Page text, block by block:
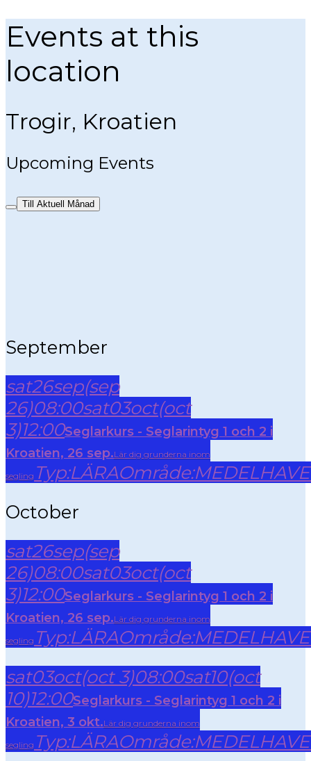
Events at this
location
Trogir, Kroatien
Upcoming Events
Till Aktuell Månad
September
sat26sep(sep
26)08:00sat03oct(oct
3)12:00Seglarkurs - Seglarintyg 1 och 2 i
Kroatien, 26 sep.Lär dig grunderna inom
segling Typ:LÄRAOmråde:
October
sat26sep(sep
26)08:00sat03oct(oct
3)12:00Seglarkurs - Seglarintyg 1 och 2 i
Kroatien, 26 sep.Lär dig grunderna inom
segling Typ:LÄRAOmråde:
sat03oct(oct 3)08:00sat10(oct
10)12:00Seglarkurs - Seglarintyg 1 och 2 i
Kroatien, 3 okt.Lär dig grunderna inom
segling Typ:LÄRAOmråde: